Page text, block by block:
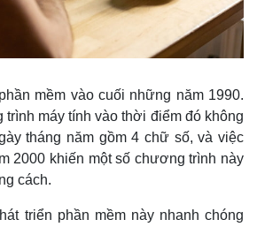
mềm vào cuối những năm 1990.
trình máy tính vào thời điểm đó không
tháng năm gồm 4 chữ số, và việc
2000 khiến một số chương trình này
cách.
triển phần mềm này nhanh chóng